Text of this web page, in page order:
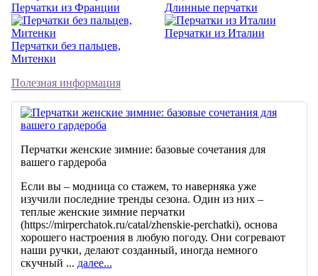
Перчатки из Франции Длинные перчатки
Перчатки без пальцев,
Митенки
Перчатки из Италии
Полезная информация
Перчатки женские зимние: базовые сочетания для
вашего гардероба
Если вы – модница со стажем, то наверняка уже
изучили последние тренды сезона. Один из них –
теплые женские зимние перчатки
(https://mirperchatok.ru/catal/zhenskie-perchatki), основа
хорошего настроения в любую погоду. Они согревают
наши ручки, делают созданный, иногда немного
скучный ... далее...